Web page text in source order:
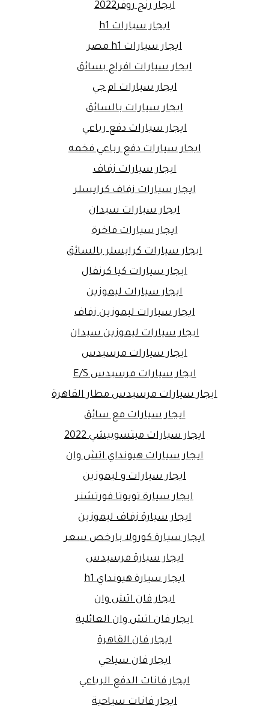
ايجار رنج روفر2022
ايجار سيارات h1
ايجار سيارات h1 مصر
ايجار سيارات افراح بسائق
ايجار سيارات ام جي
ايجار سيارات بالسائق
ايجار سيارات دفع رباعي
ايجار سيارات دفع رباعي فخمه
ايجار سيارات زفاف
ايجار سيارات زفاف كرايسلر
ايجار سيارات سيدان
ايجار سيارات فاخرة
ايجار سيارات كرايسلر بالسائق
ايجار سيارات كيا كرنفال
ايجار سيارات ليموزين
ايجار سيارات ليموزين زفاف
ايجار سيارات ليموزين سيدان
ايجار سيارات مرسيدس
ايجار سيارات مرسيدس E/S
ايجار سيارات مرسيدس مطار القاهرة
ايجار سيارات مع سائق
ايجار سيارات ميتسوبيشي 2022
ايجار سيارات هيونداي اتش وان
ايجار سيارات و ليموزين
ايجار سيارة تويوتا فورتشنر
ايجار سيارة زفاف ليموزين
ايجار سيارة كورولا بارخص سعر
ايجار سيارة مرسيدس
ايجار سيارة هيونداي h1
ايجار فان اتش وان
ايجار فان اتش وان العائلية
ايجار فان القاهرة
ايجار فان سياحي
ايجار فانات الدفع الرباعي
ايجار فانات سياحية